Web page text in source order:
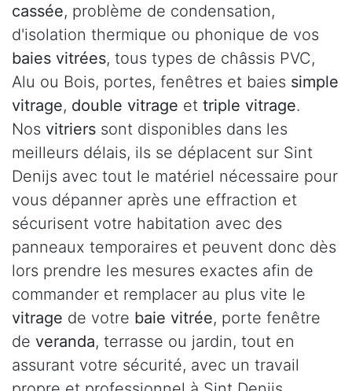
cassée, problème de condensation,
d'isolation thermique ou phonique de vos
baies vitrées, tous types de châssis PVC,
Alu ou Bois, portes, fenêtres et baies simple
vitrage, double vitrage et triple vitrage.
Nos vitriers sont disponibles dans les
meilleurs délais, ils se déplacent sur Sint
Denijs avec tout le matériel nécessaire pour
vous dépanner après une effraction et
sécurisent votre habitation avec des
panneaux temporaires et peuvent donc dès
lors prendre les mesures exactes afin de
commander et remplacer au plus vite le
vitrage de votre baie vitrée, porte fenêtre
de veranda, terrasse ou jardin, tout en
assurant votre sécurité, avec un travail